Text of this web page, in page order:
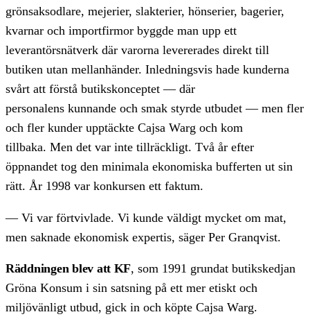
grönsaksodlare, mejerier, slakterier, hönserier, bagerier,
kvarnar och importfirmor byggde man upp ett
leverantörsnätverk där varorna levererades direkt till
butiken utan mellanhänder. Inledningsvis hade kunderna
svårt att förstå butikskonceptet — där
personalens kunnande och smak styrde utbudet — men fler
och fler kunder upptäckte Cajsa Warg och kom
tillbaka. Men det var inte tillräckligt. Två år efter
öppnandet tog den minimala ekonomiska bufferten ut sin
rätt. År 1998 var konkursen ett faktum.
— Vi var förtvivlade. Vi kunde väldigt mycket om mat,
men saknade ekonomisk expertis, säger Per Granqvist.
Räddningen blev att KF, som 1991 grundat butikskedjan
Gröna Konsum i sin satsning på ett mer etiskt och
miljövänligt utbud, gick in och köpte Cajsa Warg.